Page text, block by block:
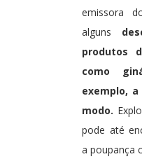
emissora
alguns
produtos
como
exemplo,
modo.
pode até
a poupança